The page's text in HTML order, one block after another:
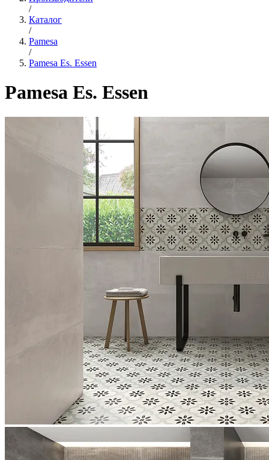
/
Каталог
/
Pamesa
/
Pamesa Es. Essen
Pamesa Es. Essen